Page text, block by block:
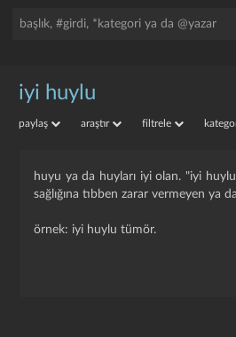
iyi huylu
paylaş araştır filtrele
huyu ya da huyları iyi olan. "iyi
sağlığına tıbben zarar vermeyen ya
örnek: iyi huylu tümör.